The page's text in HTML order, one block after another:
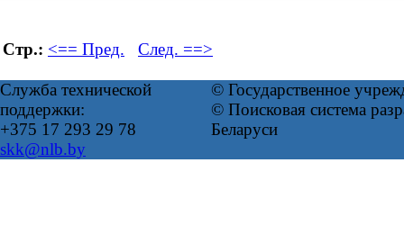
Стр.: <== Пред. След. ==>
Служба технической
поддержки:
+375 17 293 29 78
skk@nlb.by
© Государственное
© Поисковая система
Беларуси